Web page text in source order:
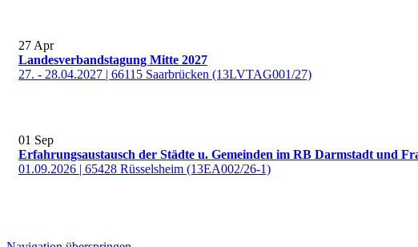
27Apr
Landesverbandstagung Mitte 2027
27. - 28.04.2027 | 66115 Saarbrücken (13LVTAG001/27)
01 Sep
Erfahrungsaustausch der Städte u. Gemeinden im RB Darmstadt und
01.09.2026 | 65428 Rüsselsheim (13EA002/26-1)